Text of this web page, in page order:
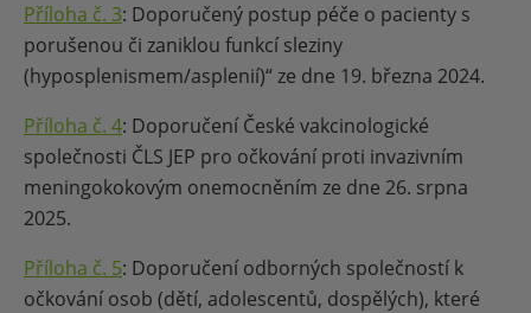
Příloha č. 3: Doporučený postup péče o pacienty s
porušenou či zaniklou funkcí sleziny
(hyposplenismem/asplenií)“ ze dne 19. března 2024.
Příloha č. 4: Doporučení České vakcinologické
společnosti ČLS JEP pro očkování proti invazivním
meningokokovým onemocněním ze dne 26. srpna
2025.
Příloha č. 5: Doporučení odborných společností k
očkování osob (dětí, adolescentů, dospělých), které